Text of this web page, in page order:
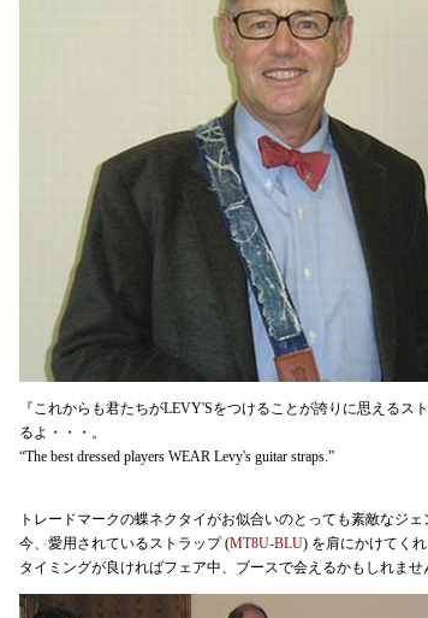
『これからも君たちがLEVY'Sをつけることが誇りに思えるス
るよ・・・。
“The best dressed players WEAR Levy's guitar straps.”
トレードマークの蝶ネクタイがお似合いのとっても素敵なジェ
今、愛用されているストラップ (MT8U-BLU) を肩にかけてくれ
タイミングが良ければフェア中、ブースで会えるかもしれませ